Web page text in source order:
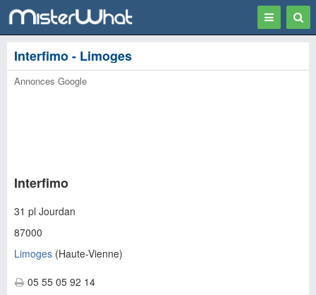
Toggle
Interfimo - Limoges
Annonces Google
Interfimo
31 pl Jourdan
87000
Limoges (Haute-Vienne)
05 55 05 92 14